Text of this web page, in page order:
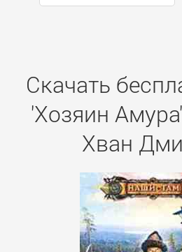
Скачать
'Хозяин
Хван